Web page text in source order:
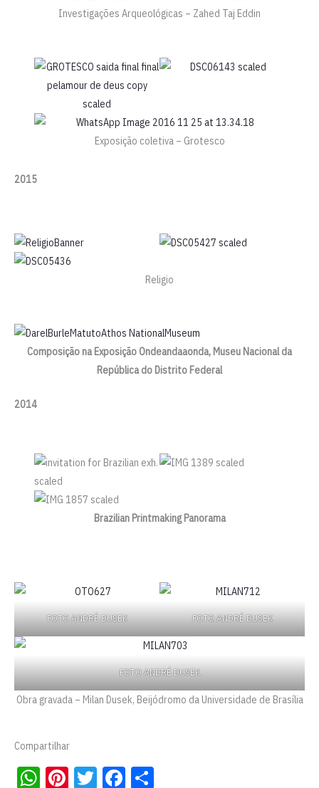
Investigações Arqueológicas – Zahed Taj Eddin
Exposição coletiva – Grotesco
2015
Religio
Composição na Exposição Ondeandaaonda, Museu Nacional da
República do Distrito Federal
2014
Brazilian Printmaking Panorama
FOTO ANDRÉ DUSEK FOTO ANDRÉ DUSEK
FOTO ANDRÉ DUSEK
Obra gravada – Milan Dusek, Beijódromo da Universidade de Brasília
Compartilhar
W Pi T Fa